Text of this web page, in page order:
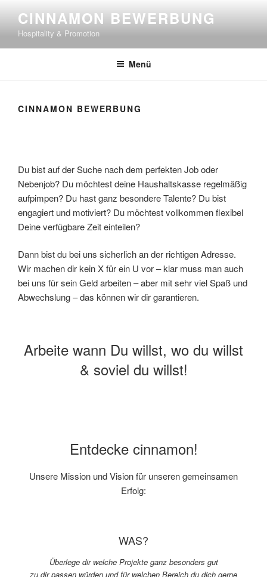
Inhalt
springen
CINNAMON BEWERBUNG
Hospitality & Promotion
Menü
CINNAMON BEWERBUNG
Du bist auf der Suche nach dem perfekten Job oder
Nebenjob? Du möchtest deine Haushaltskasse regelmäßig
aufpimpen? Du hast ganz besondere Talente? Du bist
engagiert und motiviert? Du möchtest vollkommen flexibel
Deine verfügbare Zeit einteilen?
Dann bist du bei uns sicherlich an der richtigen Adresse.
Wir machen dir kein X für ein U vor – klar muss man auch
bei uns für sein Geld arbeiten – aber mit sehr viel Spaß und
Abwechslung – das können wir dir garantieren.
Arbeite wann Du willst, wo du willst
& soviel du willst!
Entdecke cinnamon!
Unsere Mission und Vision für unseren gemeinsamen
Erfolg:
WAS?
Überlege dir welche Projekte ganz besonders gut
zu dir passen würden und für welchen Bereich du dich gerne